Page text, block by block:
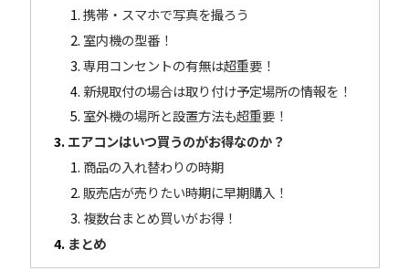
携帯・スマホで写真を撮ろう
室内機の型番！
専用コンセントの有無は超重要！
新規取付の場合は取り付け予定場所の情報を！
室外機の場所と設置方法も超重要！
エアコンはいつ買うのがお得なのか？
商品の入れ替わりの時期
販売店が売りたい時期に早期購入！
複数台まとめ買いがお得！
まとめ